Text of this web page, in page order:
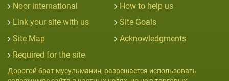
Noor international
How to help us
Link your site with us
Site Goals
Site Map
Acknowledgments
Required for the site
Дорогой брат мусульманин, разрешается использовать